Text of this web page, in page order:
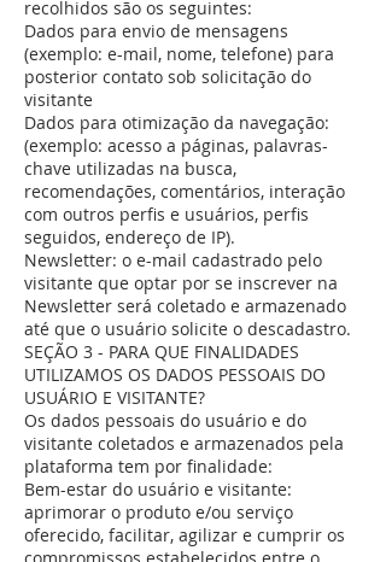
recolhidos são os seguintes:
Dados para envio de mensagens
(exemplo: e-mail, nome, telefone) para
posterior contato sob solicitação do
visitante
Dados para otimização da navegação:
(exemplo: acesso a páginas, palavras-
chave utilizadas na busca,
recomendações, comentários, interação
com outros perfis e usuários, perfis
seguidos, endereço de IP).
Newsletter: o e-mail cadastrado pelo
visitante que optar por se inscrever na
Newsletter será coletado e armazenado
até que o usuário solicite o descadastro.
SEÇÃO 3 - PARA QUE FINALIDADES
UTILIZAMOS OS DADOS PESSOAIS DO
USUÁRIO E VISITANTE?
Os dados pessoais do usuário e do
visitante coletados e armazenados pela
plataforma tem por finalidade:
Bem-estar do usuário e visitante:
aprimorar o produto e/ou serviço
oferecido, facilitar, agilizar e cumprir os